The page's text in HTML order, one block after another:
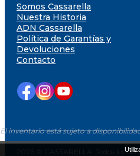
El inventario está sujeto a
Somos Cassarella
Nuestra Historia
ADN Cassarella
Política de Garantías y
Devoluciones
Contacto
2026 © CASSARELLA. Todos los